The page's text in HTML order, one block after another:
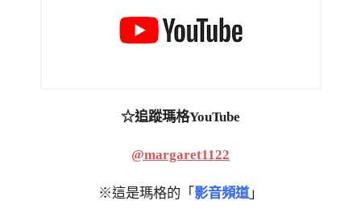
☆追蹤瑪格YouTube
@margaret1122
※這是瑪格的「 影音頻道」